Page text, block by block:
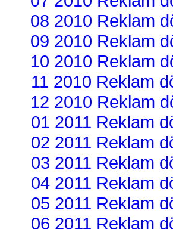
08 2010 Reklam
09 2010 Reklam
10 2010 Reklam
11 2010 Reklam
12 2010 Reklam
01 2011 Reklam
02 2011 Reklam
03 2011 Reklam
04 2011 Reklam
05 2011 Reklam
06 2011 Reklam